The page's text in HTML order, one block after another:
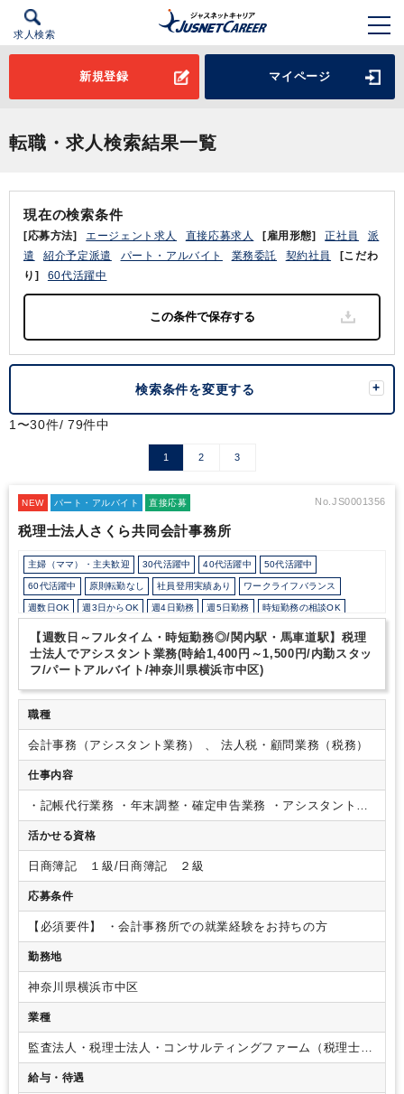
求人検索
新規登録 マイページ
転職・求人検索結果一覧
1 2 3
NEW パート・アルバイト 直接応募 No.JS0001356
税理士法人さくら共同会計事務所
主婦（ママ）・主夫歓迎 30代活躍中 40代活躍中 50代活躍中
60代活躍中 原則転勤なし 社員登用実績あり ワークライフバランス
週数日OK 週3日からOK 週4日勤務 週5日勤務 時短勤務の相談OK
勤務開始時間の相談OK 勤務終了時間の相談OK 朝遅め 定時早め
9時30分出社OK 駅から徒歩5分以内 完全週休2日制
EXCELのスキルが活かせる 弥生会計 JDL
【週数日～フルタイム・時短勤務◎/関内駅・馬車道駅】税理
士法人でアシスタント業務(時給1,400円～1,500円/内勤スタッ
フ/パートアルバイト/神奈川県横浜市中区)
職種
会計事務（アシスタント業務） 、 法人税・顧問業務（税務）
仕事内容
・記帳代行業務 ・年末調整・確定申告業務 ・アシスタント業
務
活かせる資格
日商簿記 １級/日商簿記 ２級
応募条件
【必須要件】 ・会計事務所での就業経験をお持ちの方
勤務地
神奈川県横浜市中区
業種
監査法人・税理士法人・コンサルティングファーム（税理士法
人）
給与・待遇
現在の検索条件
[応募方法] エージェント求人 直接応募求人 [雇用形態] 正社員
派
遣
紹介予定派遣 パート・アルバイト 業務委託 契約社員
[こだわ
り]
60代活躍中
検索条件を変更する
1〜30件/ 79件中